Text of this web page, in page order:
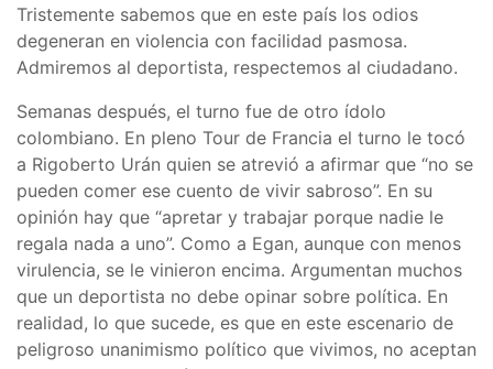
Tristemente sabemos que en este país los odios
degeneran en violencia con facilidad pasmosa.
Admiremos al deportista, respectemos al ciudadano.
Semanas después, el turno fue de otro ídolo
colombiano. En pleno Tour de Francia el turno le tocó
a Rigoberto Urán quien se atrevió a afirmar que “no se
pueden comer ese cuento de vivir sabroso”. En su
opinión hay que “apretar y trabajar porque nadie le
regala nada a uno”. Como a Egan, aunque con menos
virulencia, se le vinieron encima. Argumentan muchos
que un deportista no debe opinar sobre política. En
realidad, lo que sucede, es que en este escenario de
peligroso unanimismo político que vivimos, no aceptan